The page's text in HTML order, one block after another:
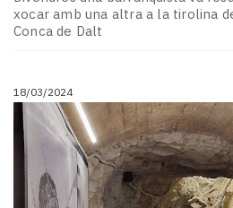
xocar amb una altra a la tirolina
Conca de Dalt
18/03/2024